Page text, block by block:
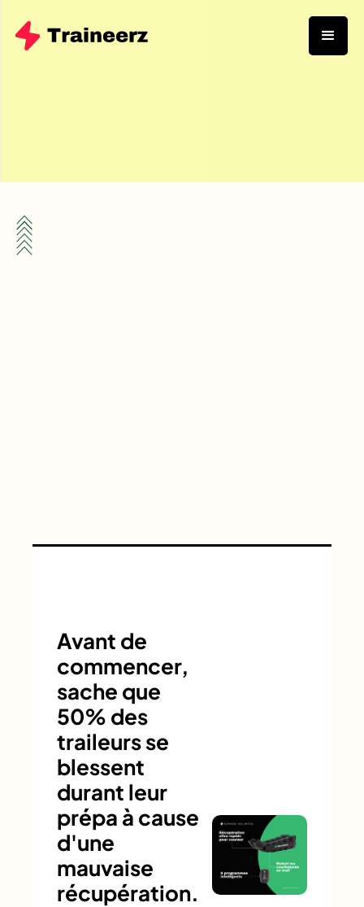
Avant de
commencer,
sache que
50% des
traileurs se
blessent
durant leur
prépa à cause
d'une
mauvaise
récupération.